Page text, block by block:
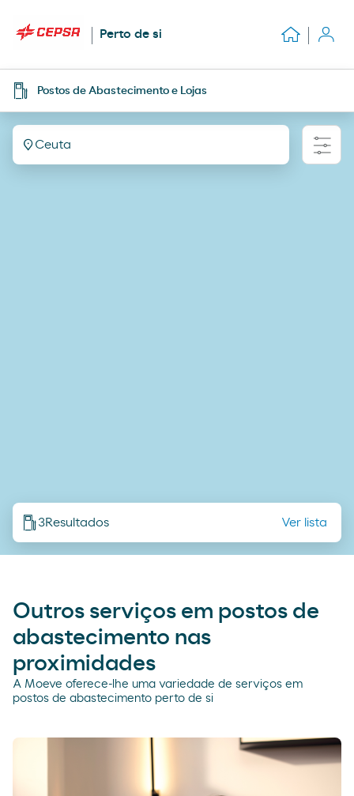
Perto de si
Postos de Abastecimento e Lojas
Ceuta
3Resultados Ver lista
Outros serviços em postos de
abastecimento nas
proximidades
A Moeve oferece-lhe uma variedade de serviços em
postos de abastecimento perto de si